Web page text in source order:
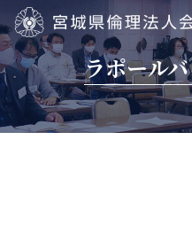
宮城県倫理法人会ラポール